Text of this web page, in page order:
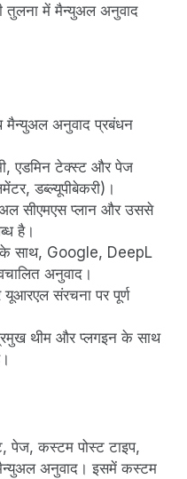
तुलना में मैन्युअल अनुवाद
मैन्युअल अनुवाद प्रबंधन
एडमिन टेक्स्ट और पेज
डब्ल्यूपीबेकरी)।
सीएमएस प्लान और उससे
है।
के साथ, Google, DeepL
अनुवाद।
संरचना पर पूर्ण
थीम और प्लगइन के साथ
पेज, कस्टम पोस्ट टाइप,
अनुवाद। इसमें कस्टम